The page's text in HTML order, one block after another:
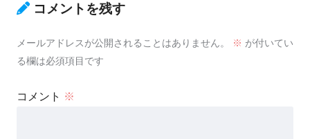
コメントを残す
メールアドレスが公開されることはありません。 ※ が付いてい
る欄は必須項目です
コメント ※